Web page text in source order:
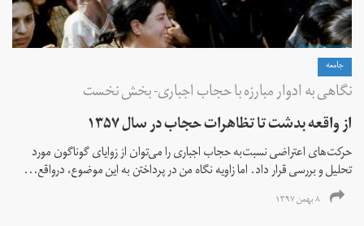
جامعه
نگاهی به ادوار مبارزه با حجاب اجباری- بخش نخست
از واقعه بدشت تا تظاهرات حجاب در سال ۱۳۵۷
حرکت‌های اعتراضی نسبت‌به حجاب اجباری را می‌توان از زوایای گوناگون مورد
تحلیل و بررسی قرار داد. اما زاویه نگاه من در پرداختن به این موضوع، درواقع...
۸ بهمن ۱۳۹۷